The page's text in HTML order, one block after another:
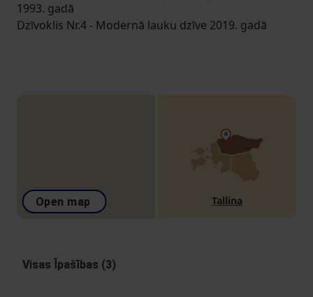
1993. gadā
Dzīvoklis Nr.4 - Modernā lauku dzīve 2019. gadā
Open map Tallina
Visas Īpašības (3)